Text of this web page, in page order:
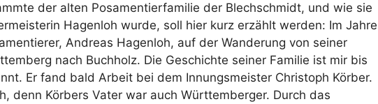
der alten Posamentierfamilie der Blechschmidt, und wie sie
Hagenloh wurde, soll hier kurz erzählt werden: Im Jahre
Andreas Hagenloh, auf der Wanderung von seiner
nach Buchholz. Die Geschichte seiner Familie ist mir bis
Er fand bald Arbeit bei dem Innungsmeister Christoph Körber.
denn Körbers Vater war auch Württemberger. Durch das